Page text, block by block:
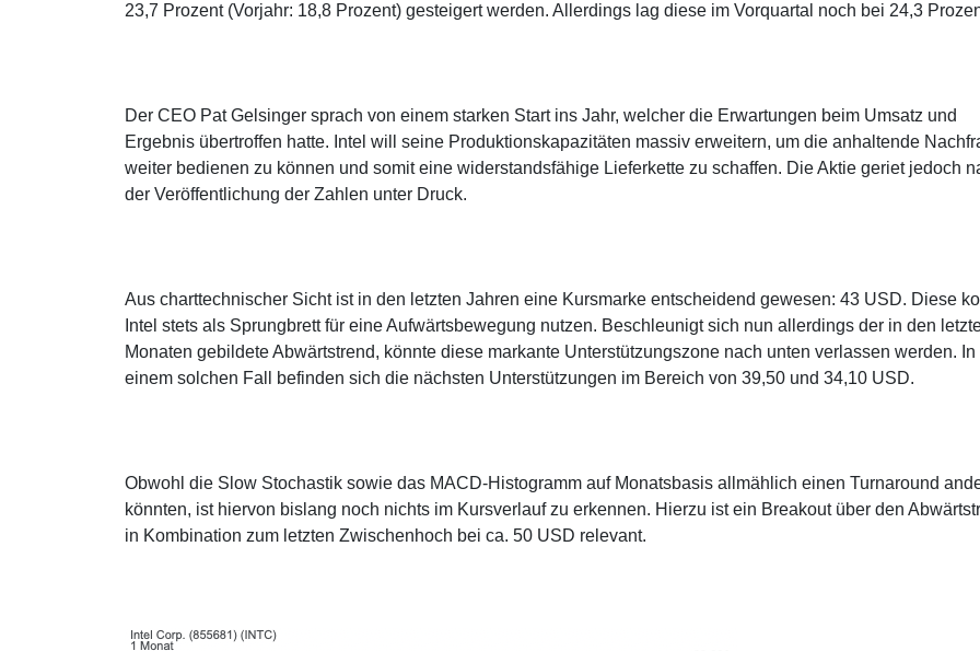
23,7 Prozent (Vorjahr: 18,8 Prozent) gesteigert werden. Allerdings lag diese im Vorquartal noch bei 24,3
Der CEO Pat Gelsinger sprach von einem starken Start ins Jahr, welcher die Erwartungen beim Umsatz und
Ergebnis übertroffen hatte. Intel will seine Produktionskapazitäten massiv erweitern, um die anhaltende
weiter bedienen zu können und somit eine widerstandsfähige Lieferkette zu schaffen. Die Aktie geriet jedoch
der Veröffentlichung der Zahlen unter Druck.
Aus charttechnischer Sicht ist in den letzten Jahren eine Kursmarke entscheidend gewesen: 43 USD. Diese
Intel stets als Sprungbrett für eine Aufwärtsbewegung nutzen. Beschleunigt sich nun allerdings der in den
Monaten gebildete Abwärtstrend, könnte diese markante Unterstützungszone nach unten verlassen werden. In
einem solchen Fall befinden sich die nächsten Unterstützungen im Bereich von 39,50 und 34,10 USD.
Obwohl die Slow Stochastik sowie das MACD-Histogramm auf Monatsbasis allmählich einen Turnaround
könnten, ist hiervon bislang noch nichts im Kursverlauf zu erkennen. Hierzu ist ein Breakout über den
in Kombination zum letzten Zwischenhoch bei ca. 50 USD relevant.